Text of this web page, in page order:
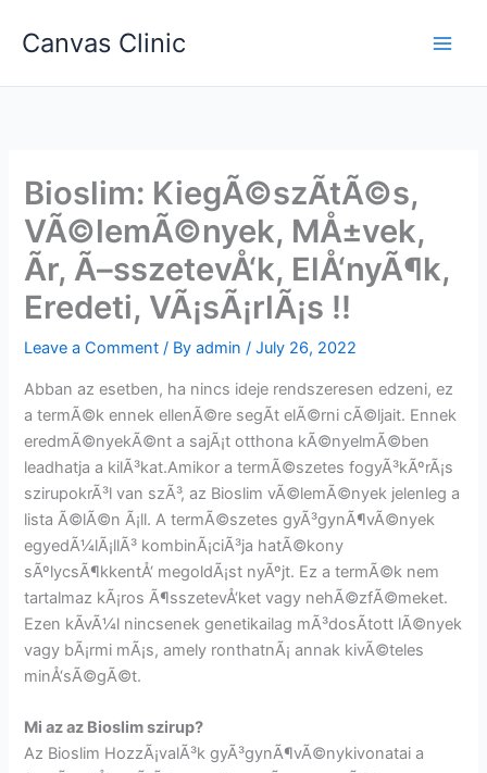
Canvas Clinic
Bioslim: KiegÃ©szÃ­tÃ©s,
VÃ©lemÃ©nyek, MÅ±vek,
Ãr, Ã–sszetevÅ‘k, ElÅ‘nyÃ¶k,
Eredeti, VÃ¡sÃ¡rlÃ¡s !!
Leave a Comment / Byadmin/July 26, 2022
Abban az esetben, ha nincs ideje rendszeresen edzeni, ez
a termÃ©k ennek ellenÃ©re segÃ­t elÃ©rni cÃ©ljait. Ennek
eredmÃ©nyekÃ©nt a sajÃ¡t otthona kÃ©nyelmÃ©ben
leadhatja a kilÃ³kat.Amikor a termÃ©szetes fogyÃ³kÃºrÃ¡s
szirupokrÃ³l van szÃ³, az Bioslim vÃ©lemÃ©nyek jelenleg a
lista Ã©lÃ©n Ã¡ll. A termÃ©szetes gyÃ³gynÃ¶vÃ©nyek
egyedÃ¼lÃ¡llÃ³ kombinÃ¡ciÃ³ja hatÃ©kony
sÃºlycsÃ¶kkentÅ‘ megoldÃ¡st nyÃºjt. Ez a termÃ©k nem
tartalmaz kÃ¡ros Ã¶sszetevÅ‘ket vagy nehÃ©zfÃ©meket.
Ezen kÃ­vÃ¼l nincsenek genetikailag mÃ³dosÃ­tott lÃ©nyek
vagy bÃ¡rmi mÃ¡s, amely ronthatnÃ¡ annak kivÃ©teles
minÅ‘sÃ©gÃ©t.
Mi az az Bioslim szirup?
Az Bioslim HozzÃ¡valÃ³k gyÃ³gynÃ¶vÃ©nykivonatai a